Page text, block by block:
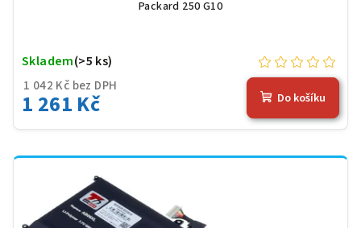
Packard 250 G10
1 042 Kč bez DPH
1 261 Kč
Skladem(>5 ks)
Do košíku